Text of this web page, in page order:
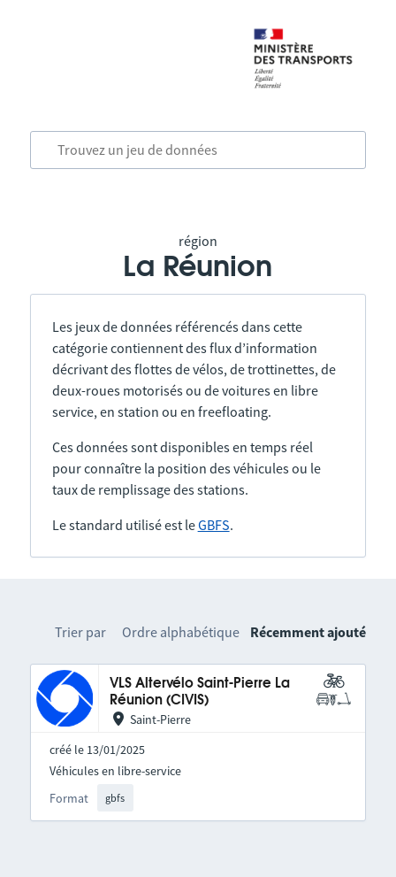
région
La Réunion
Les jeux de données référencés dans cette
catégorie contiennent des flux d’information
décrivant des flottes de vélos, de trottinettes, de
deux-roues motorisés ou de voitures en libre
service, en station ou en freefloating.
Ces données sont disponibles en temps réel
pour connaître la position des véhicules ou le
taux de remplissage des stations.
Le standard utilisé est leGBFS.
Trier par Ordre alphabétique Récemment ajouté
VLS Altervélo Saint-Pierre La
Réunion (CIVIS)
Saint-Pierre
créé le 13/01/2025
Format gbfs
Véhicules en libre-service